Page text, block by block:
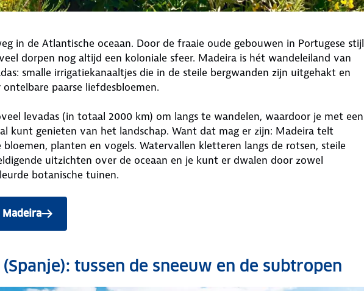
in de Atlantische oceaan. Door de fraaie oude gebouwen in Portugese stijl
dorpen nog altijd een koloniale sfeer. Madeira is hét wandeleiland van
smalle irrigatiekanaaltjes die in de steile bergwanden zijn uitgehakt en
paarse liefdesbloemen.
levadas (in totaal 2000 km) om langs te wandelen, waardoor je met een
kunt genieten van het landschap. Want dat mag er zijn: Madeira telt
planten en vogels. Watervallen kletteren langs de rotsen, steile
uitzichten over de oceaan en je kunt er dwalen door zowel
botanische tuinen.
tussen de sneeuw en de subtropen